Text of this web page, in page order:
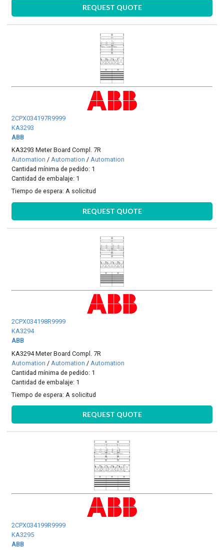
REQUEST QUOTE
2CPX034197R9999
KA3293
ABB
KA3293 Meter Board Compl. 7R
Automation /Automation /Automation
Cantidad mínima de pedido: 1
Cantidad de embalaje: 1
Tiempo de espera:A solicitud
REQUEST QUOTE
2CPX034198R9999
KA3294
ABB
KA3294 Meter Board Compl. 7R
Automation / Automation / Automation
Cantidad mínima de pedido: 1
Cantidad de embalaje: 1
Tiempo de espera: A solicitud
REQUEST QUOTE
2CPX034199R9999
KA3295
ABB